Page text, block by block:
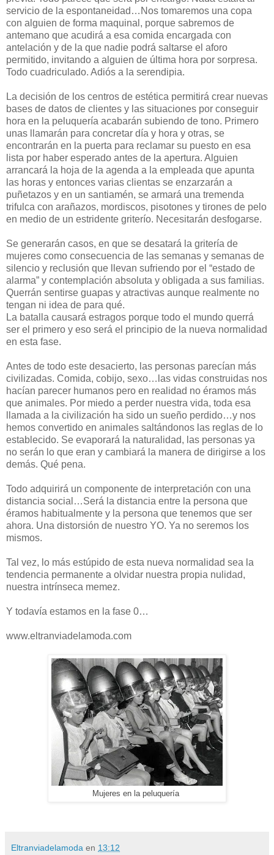
servicio de la espontaneidad…Nos tomaremos una copa
con alguien de forma maquinal, porque sabremos de
antemano que acudirá a esa comida encargada con
antelación y de la que nadie podrá saltarse el aforo
permitido, invitando a alguien de última hora por sorpresa.
Todo cuadriculado. Adiós a la serendipia.
La decisión de los centros de estética permitirá crear nuevas
bases de datos de clientes y las situaciones por conseguir
hora en la peluquería acabarán subiendo de tono. Primero
unas llamarán para concretar día y hora y otras, se
encontrarán en la puerta para reclamar su puesto en esa
lista por haber esperado antes de la apertura. Alguien
arrancará la hoja de la agenda a la empleada que apunta
las horas y entonces varias clientas se enzarzarán a
puñetazos y en un santiamén, se armará una tremenda
trifulca con arañazos, mordiscos, pisotones y tirones de pelo
en medio de un estridente griterío. Necesitarán desfogarse.
Se generarán casos, en que se desatará la gritería de
mujeres como consecuencia de las semanas y semanas de
silencio y reclusión que llevan sufriendo por el “estado de
alarma” y contemplación absoluta y obligada a sus familias.
Querrán sentirse guapas y atractivas aunque realmente no
tengan ni idea de para qué.
La batalla causará estragos porque todo el mundo querrá
ser el primero y eso será el principio de la nueva normalidad
en esta fase.
Antes de todo este desacierto, las personas parecían más
civilizadas. Comida, cobijo, sexo…las vidas construidas nos
hacían parecer humanos pero en realidad no éramos más
que animales. Por miedo a perder nuestra vida, toda esa
llamada a la civilización ha sido un sueño perdido…y nos
hemos convertido en animales saltándonos las reglas de lo
establecido. Se evaporará la naturalidad, las personas ya
no serán lo que eran y cambiará la manera de dirigirse a los
demás. Qué pena.
Todo adquirirá un componente de interpretación con una
distancia social…Será la distancia entre la persona que
éramos habitualmente y la persona que tenemos que ser
ahora. Una distorsión de nuestro YO. Ya no seremos los
mismos.
Tal vez, lo más estúpido de esta nueva normalidad sea la
tendencia permanente a olvidar nuestra propia nulidad,
nuestra intrínseca memez.
Y todavía estamos en la fase 0…
www.eltranviadelamoda.com
Mujeres en la peluquería
Eltranviadelamoda en 13:12